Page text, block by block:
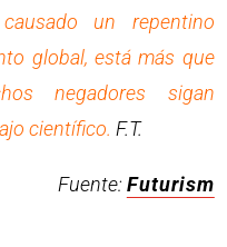
un repentino
global, está más que
negadores sigan
científico. F.T.
Fuente: Futurism